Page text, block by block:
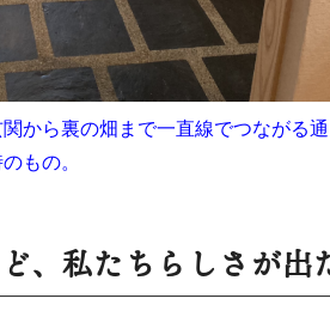
から裏の畑まで一直線でつながる
もの。
、私たちらしさが出